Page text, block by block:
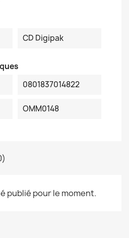
CD Digipak
0801837014822
OMM0148
publié pour le moment.